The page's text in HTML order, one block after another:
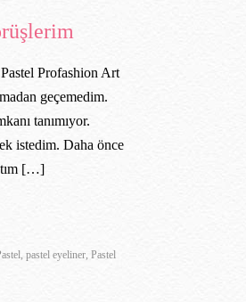
Profashion Art
geçemedim.
tanımıyor.
istedim. Daha önce
[…]
, pastel eyeliner, Pastel